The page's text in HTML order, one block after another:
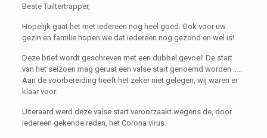
Beste Tuiltertrapper,
Hopelijk gaat het met iedereen nog heel goed. Ook voor uw
gezin en familie hopen we dat iedereen nog gezond en wel is!
Deze brief wordt geschreven met een dubbel gevoel! De start
van het seizoen mag gerust een valse start genoemd worden …..
Aan de voorbereiding heeft het zeker niet gelegen, wij waren er
klaar voor.
Uiteraard werd deze valse start veroorzaakt wegens de, door
iedereen gekende reden, het Corona virus.